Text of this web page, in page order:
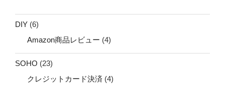
DIY (6)
Amazon商品レビュー (4)
SOHO (23)
クレジットカード決済 (4)